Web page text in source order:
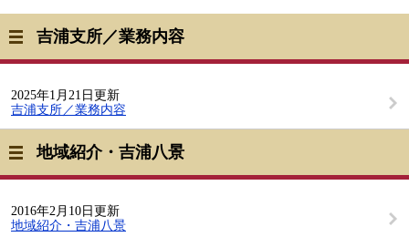
吉浦支所／業務内容
2025年1月21日更新
吉浦支所／業務内容
地域紹介・吉浦八景
2016年2月10日更新
地域紹介・吉浦八景